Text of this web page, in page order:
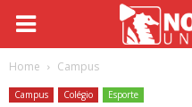
Home Campus
Campus Colégio Esporte